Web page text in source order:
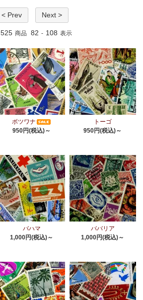
< Prev Next >
525 商品 82 - 108 表示
ボツワナ
950円(税込)～
トーゴ
950円(税込)～
バハマ
1,000円(税込)～
ババリア
1,000円(税込)～